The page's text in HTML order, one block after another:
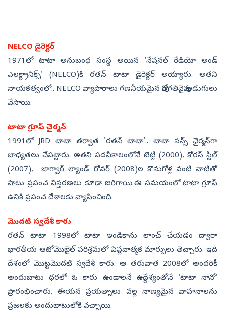
NELCO డైరెక్టర్
1971లో టాటా అనుబంధ సంస్థ అయిన 'నేషనల్ రేడియో అండ్
ఎలక్ట్రానిక్స్' (NELCO)కి రతన్ టాటా డైరెక్టర్ అయ్యారు. అతని
నాయకత్వంలో.. NELCO వ్యాపారాలు గణనీయమైన పురోగతివైపు అడుగులు
వేసాయి.
టాటా గ్రూప్‌ చైర్మన్‌
1991లో JRD టాటా తర్వాత 'రతన్ టాటా'.. టాటా సన్స్ ఛైర్మన్‌గా
బాధ్యతలు చేపట్టారు. అతని పదవీకాలంలోనే టెట్లీ (2000), కోరస్ స్టీల్
(2007), జాగ్వార్ ల్యాండ్ రోవర్ (2008)ల కొనుగోళ్ల వంటి వాటితో
పాటు ప్రపంచ విస్తరణలు కూడా జరిగాయి.ఈ సమయంలో టాటా గ్రూప్
ఉనికి ప్రపంచ దేశాలకు వ్యాపించింది.
మొదటి స్వదేశీ కారు
రతన్ టాటా 1998లో టాటా ఇండికాను లాంచ్ చేయడం ద్వారా
భారతీయ ఆటోమొబైల్ పరిశ్రమలో విప్లవాత్మక మార్పులు తెచ్చారు. ఇది
దేశంలో మొట్టమొదటి స్వదేశీ కారు. ఆ తరువాత 2008లో అందరికీ
అందుబాటు ధరలో ఓ కారు ఉండాలనే ఉద్దేశ్యంతోనే 'టాటా నానో'
ప్రారంభించారు. ఈయన ప్రయత్నాలు వల్ల నాణ్యమైన వాహనాలను
ప్రజలకు అందుబాటులోకి వచ్చాయి.